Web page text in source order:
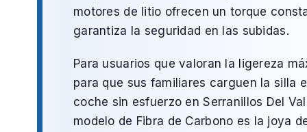
motores de litio ofrecen un torque
garantiza la seguridad en las subidas.
Para usuarios que valoran la ligereza
para que sus familiares carguen la silla
coche sin esfuerzo enSerranillos Del
modelo de Fibra de Carbono es la joya